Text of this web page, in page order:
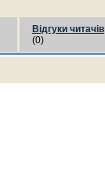
Відгуки читачів
(0)